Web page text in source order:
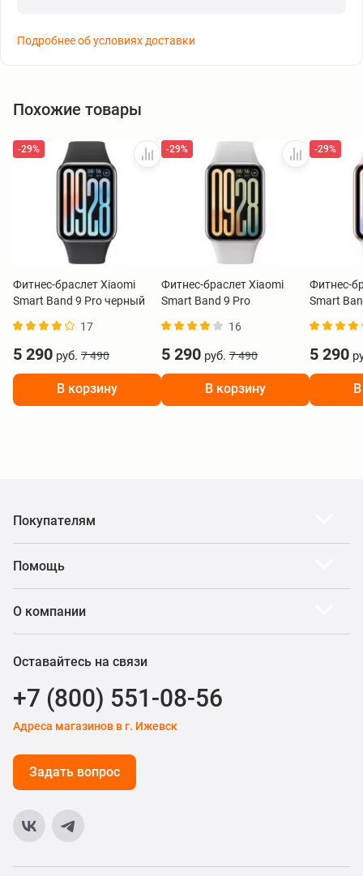
Подробнее об условиях доставки
Похожие товары
-29%
Фитнес-браслет Xiaomi
Smart Band 9 Pro черный
17
5 290 руб. 7 490
В корзину
-29%
Фитнес-браслет Xiaomi
Smart Band 9 Pro
16
5 290 руб. 7 490
В корзину
-29%
Фитнес-
Smart
5 290
Покупателям
Помощь
О компании
Оставайтесь на связи
+7 (800) 551-08-56
Адреса магазинов в г. Ижевск
Задать вопрос